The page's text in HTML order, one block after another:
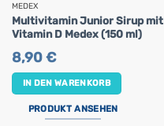
MEDEX
Multivitamin Junior Sirup mit
Vitamin D Medex (150 ml)
8,90€
IN DEN WARENKORB
PRODUKT ANSEHEN